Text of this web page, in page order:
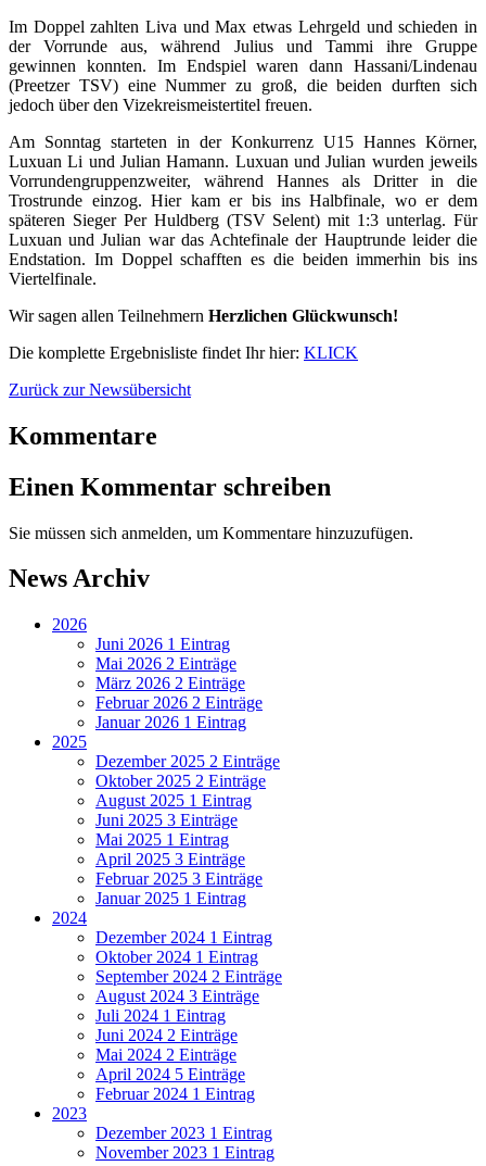
Im Doppel zahlten Liva und Max etwas Lehrgeld und schieden in
der Vorrunde aus, während Julius und Tammi ihre Gruppe
gewinnen konnten. Im Endspiel waren dann Hassani/Lindenau
(Preetzer TSV) eine Nummer zu groß, die beiden durften sich
jedoch über den Vizekreismeistertitel freuen.
Am Sonntag starteten in der Konkurrenz U15 Hannes Körner,
Luxuan Li und Julian Hamann. Luxuan und Julian wurden jeweils
Vorrundengruppenzweiter, während Hannes als Dritter in die
Trostrunde einzog. Hier kam er bis ins Halbfinale, wo er dem
späteren Sieger Per Huldberg (TSV Selent) mit 1:3 unterlag. Für
Luxuan und Julian war das Achtefinale der Hauptrunde leider die
Endstation. Im Doppel schafften es die beiden immerhin bis ins
Viertelfinale.
Wir sagen allen Teilnehmern Herzlichen Glückwunsch!
Die komplette Ergebnisliste findet Ihr hier: KLICK
Zurück zur Newsübersicht
Kommentare
Einen Kommentar schreiben
Sie müssen sich anmelden, um Kommentare hinzuzufügen.
News Archiv
2026
Juni 2026 1 Eintrag
Mai 2026 2 Einträge
März 2026 2 Einträge
Februar 2026 2 Einträge
Januar 2026 1 Eintrag
2025
Dezember 2025 2 Einträge
Oktober 2025 2 Einträge
August 2025 1 Eintrag
Juni 2025 3 Einträge
Mai 2025 1 Eintrag
April 2025 3 Einträge
Februar 2025 3 Einträge
Januar 2025 1 Eintrag
2024
Dezember 2024 1 Eintrag
Oktober 2024 1 Eintrag
September 2024 2 Einträge
August 2024 3 Einträge
Juli 2024 1 Eintrag
Juni 2024 2 Einträge
Mai 2024 2 Einträge
April 2024 5 Einträge
Februar 2024 1 Eintrag
2023
Dezember 2023 1 Eintrag
November 2023 1 Eintrag